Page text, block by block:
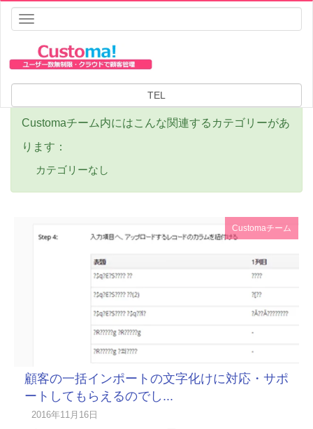
navigation
TEL
HOME Customaチーム
Customaチーム
Customaチーム内にはこんな関連するカテゴリーがあ
ります：
カテゴリーなし
Customaチーム
顧客の一括インポートの文字化けに対応・サポ
ートしてもらえるのでし...
2016年11月16日